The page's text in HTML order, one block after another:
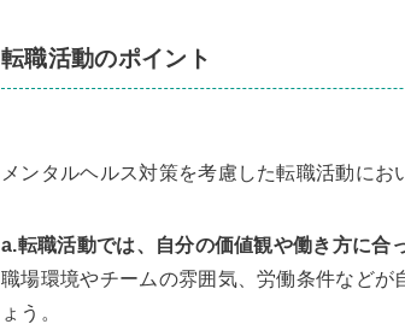
転職活動のポイント
メンタルヘルス対策を考慮した転職活動にお
a.転職活動では、自分の価値観や働き方に合
職場環境やチームの雰囲気、労働条件など
ょう。